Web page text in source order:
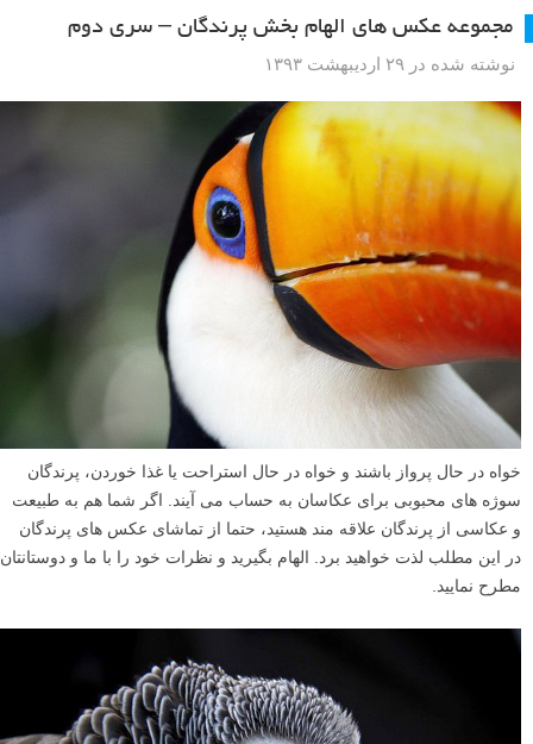
مجموعه عکس های الهام بخش پرندگان – سری دوم
نوشته شده در ۲۹ اردیبهشت ۱۳۹۳
خواه در حال پرواز باشند و خواه در حال استراحت یا غذا خوردن، پرندگان
سوژه های محبوبی برای عکاسان به حساب می آیند. اگر شما هم به طبیعت
و عکاسی از پرندگان علاقه مند هستید، حتما از تماشای عکس های پرندگان
در این مطلب لذت خواهید برد. الهام بگیرید و نظرات خود را با ما و دوستانتان
مطرح نمایید.